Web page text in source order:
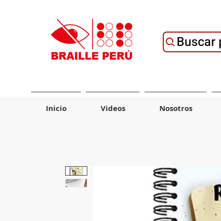
Buscar
Inicio Videos Nosotros
Material de Ayuda